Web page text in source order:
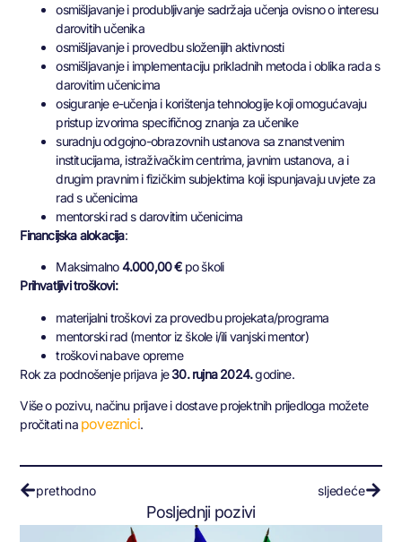
osmišljavanje i produbljivanje sadržaja učenja ovisno o interesu
darovitih učenika
osmišljavanje i provedbu složenijih aktivnosti
osmišljavanje i implementaciju prikladnih metoda i oblika rada s
darovitim učenicima
osiguranje e-učenja i korištenja tehnologije koji omogućavaju
pristup izvorima specifičnog znanja za učenike
suradnju odgojno-obrazovnih ustanova sa znanstvenim
institucijama, istraživačkim centrima, javnim ustanova, a i
drugim pravnim i fizičkim subjektima koji ispunjavaju uvjete za
rad s učenicima
mentorski rad s darovitim učenicima
Financijska alokacija:
Maksimalno4.000,00 €po školi
Prihvatljivi troškovi:
materijalni troškovi za provedbu projekata/programa
mentorski rad (mentor iz škole i/ili vanjski mentor)
troškovi nabave opreme
Rok za podnošenje prijava je30. rujna 2024.godine.
Više o pozivu, načinu prijave i dostave projektnih prijedloga možete
pročitati na poveznici.
prethodno sljedeće
Posljednji pozivi